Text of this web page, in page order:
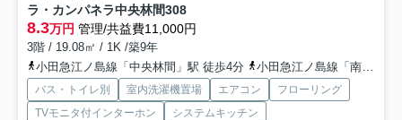
ラ・カンパネラ中央林間308
8.3万円 管理/共益費11,000円
3階 / 19.08㎡ / 1K /築9年
小田急江ノ島線「中央林間」駅 徒歩4分
小田急江ノ島線「南林間」駅 徒歩18分
バス・トイレ別 室内洗濯機置場 エアコン
フローリング
TVモニタ付インターホン
システムキッチン